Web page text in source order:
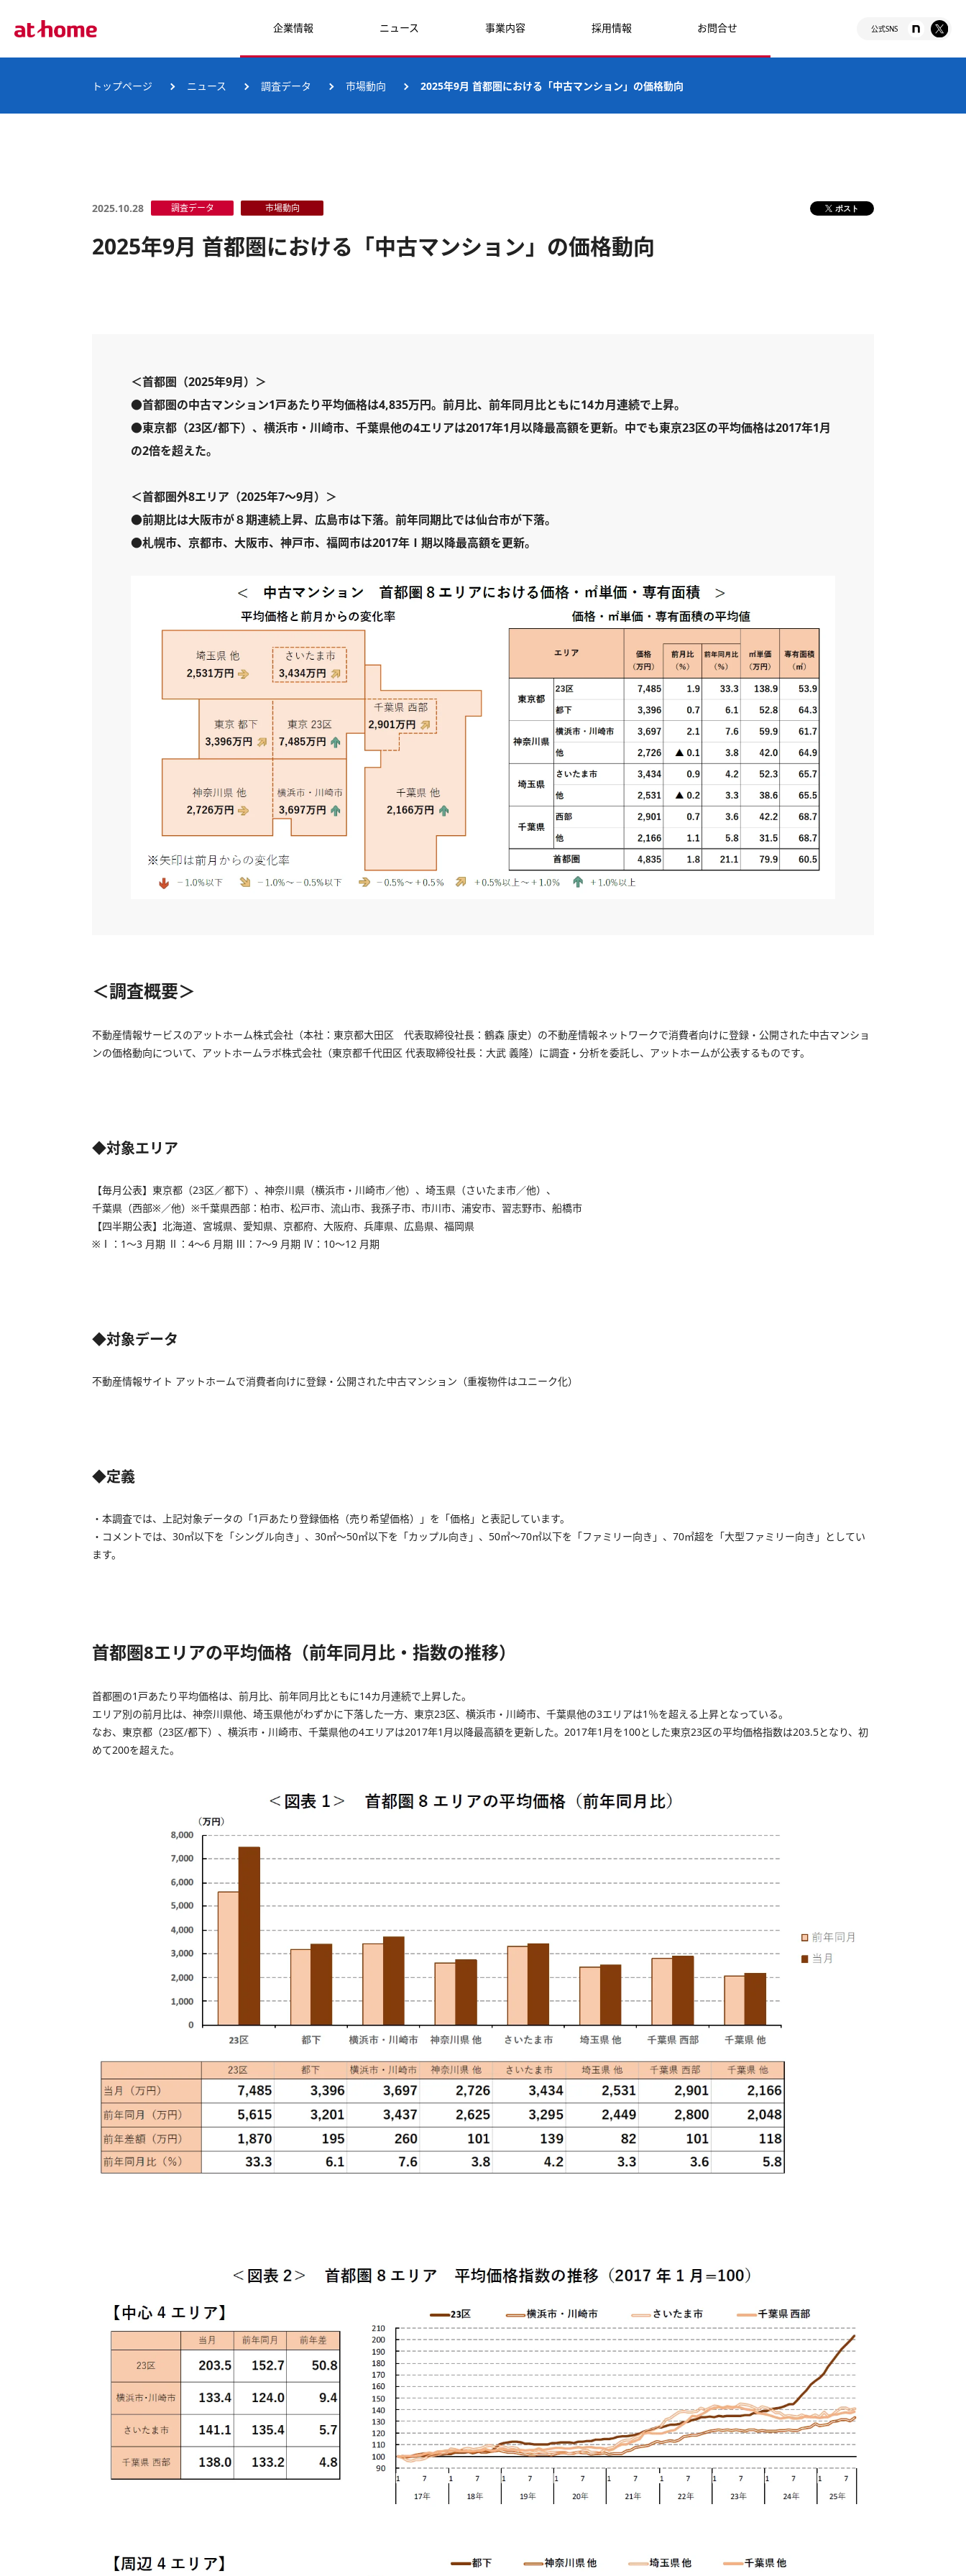
企業情報 ニュース 事業内容 採用情報 お問合せ 公式SNS
トップページ ニュース 調査データ 市場動向 2025年9月 首都圏における「中古マンション」の価格動向
2025.10.28 調査データ 市場動向 ポスト
2025年9月 首都圏における「中古マンション」の価格動向
＜首都圏（2025年9月）＞
●首都圏の中古マンション1戸あたり平均価格は4,835万円。前月比、前年同月比ともに14カ月連続で上昇。
●東京都（23区/都下）、横浜市・川崎市、千葉県他の4エリアは2017年1月以降最高額を更新。中でも東京23区の平均価格は2017年1月
の2倍を超えた。
＜首都圏外8エリア（2025年7～9月）＞
●前期比は大阪市が８期連続上昇、広島市は下落。前年同期比では仙台市が下落。
●札幌市、京都市、大阪市、神戸市、福岡市は2017年Ⅰ期以降最高額を更新。
＜調査概要＞
不動産情報サービスのアットホーム株式会社（本社：東京都大田区 代表取締役社長：鶴森 康史）の不動産情報ネットワークで消費者向けに登録・公開された中古マンショ
ンの価格動向について、アットホームラボ株式会社（東京都千代田区 代表取締役社長：大武 義隆）に調査・分析を委託し、アットホームが公表するものです。
◆対象エリア
【毎月公表】東京都（23区／都下）、神奈川県（横浜市・川崎市／他）、埼玉県（さいたま市／他）、
千葉県（西部※／他）※千葉県西部：柏市、松戸市、流山市、我孫子市、市川市、浦安市、習志野市、船橋市
【四半期公表】北海道、宮城県、愛知県、京都府、大阪府、兵庫県、広島県、福岡県
※Ⅰ：1～3 月期 Ⅱ：4～6 月期 Ⅲ：7～9 月期 Ⅳ：10～12 月期
◆対象データ
不動産情報サイト アットホームで消費者向けに登録・公開された中古マンション（重複物件はユニーク化）
◆定義
・本調査では、上記対象データの「1戸あたり登録価格（売り希望価格）」を「価格」と表記しています。
・コメントでは、30㎡以下を「シングル向き」、30㎡～50㎡以下を「カップル向き」、50㎡～70㎡以下を「ファミリー向き」、70㎡超を「大型ファミリー向き」としてい
ます。
首都圏8エリアの平均価格（前年同月比・指数の推移）
首都圏の1戸あたり平均価格は、前月比、前年同月比ともに14カ月連続で上昇した。
エリア別の前月比は、神奈川県他、埼玉県他がわずかに下落した一方、東京23区、横浜市・川崎市、千葉県他の3エリアは1％を超える上昇となっている。
なお、東京都（23区/都下）、横浜市・川崎市、千葉県他の4エリアは2017年1月以降最高額を更新した。2017年1月を100とした東京23区の平均価格指数は203.5となり、初
めて200を超えた。